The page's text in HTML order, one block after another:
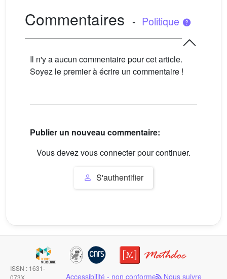
Commentaires - Politique
Il n'y a aucun commentaire pour cet article.
Soyez le premier à écrire un commentaire !
Publier un nouveau commentaire:
Vous devez vous connecter pour continuer.
S'authentifier
ISSN : 1631-
Accessibilité - non conforme Nous suivre